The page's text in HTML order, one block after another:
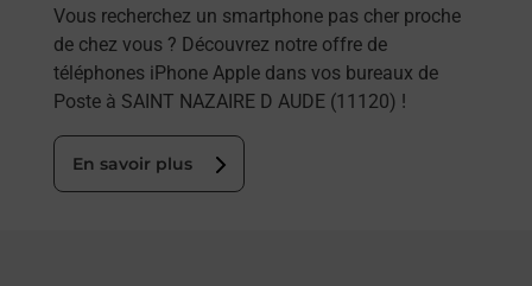
Vous recherchez un smartphone pas cher proche
de chez vous ? Découvrez notre offre de
téléphones iPhone Apple dans vos bureaux de
Poste à SAINT NAZAIRE D AUDE (11120) !
En savoir plus